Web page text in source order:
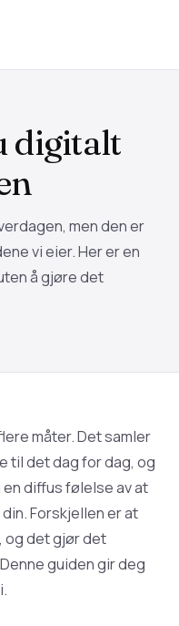
digitalt
men den er
vi eier. Her er en
å gjøre det
måter. Det samler
til det dag for dag, og
en diffus følelse av at
Forskjellen er at
og det gjør det
guiden gir deg